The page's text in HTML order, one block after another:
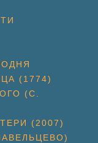
(1774)
(С.
(2007)